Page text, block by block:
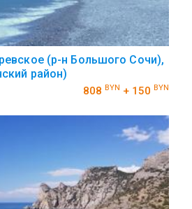
(р-н Большого Сочи),
район)
808 BYN + 150 BYN